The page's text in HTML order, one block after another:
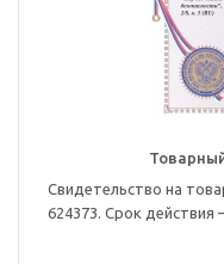
Свидетельство на
624373. Срок действия